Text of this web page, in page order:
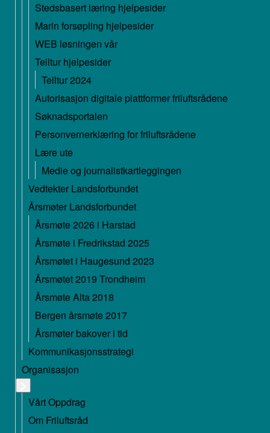
Stedsbasert læring hjelpesider
Marin forsøpling hjelpesider
WEB løsningen vår
Telltur hjelpesider
Telltur 2024
Autorisasjon digitale plattformer friluftsrådene
Søknadsportalen
Personvernerklæring for friluftsrådene
Lære ute
Medie og journalistkartleggingen
Vedtekter Landsforbundet
Årsmøter Landsforbundet
Årsmøte 2026 i Harstad
Årsmøte i Fredrikstad 2025
Årsmøtet i Haugesund 2023
Årsmøtet 2019 Trondheim
Årsmøte Alta 2018
Bergen årsmøte 2017
Årsmøter bakover i tid
Kommunikasjonsstrategi
Organisasjon
Vårt Oppdrag
Om Friluftsråd